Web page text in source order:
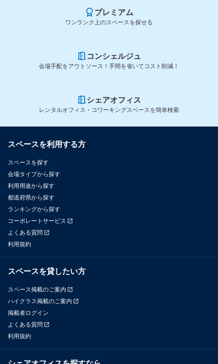
プレミアム
ワンランク上のスペースを探せる
コンシェルジュ
会場手配をアウトソース！手間を省いてコスト削減！
シェアオフィス
レンタルオフィス・コワーキングスペースを簡単検索
スペースを利用する方
スペースを探す
会場タイプから探す
利用用途から探す
都道府県から探す
ランキングから探す
コーポレートサービス
よくある質問
利用規約
スペースを貸したい方
スペース掲載のご案内
ハイクラス掲載のご案内
掲載者ログイン
よくある質問
利用規約